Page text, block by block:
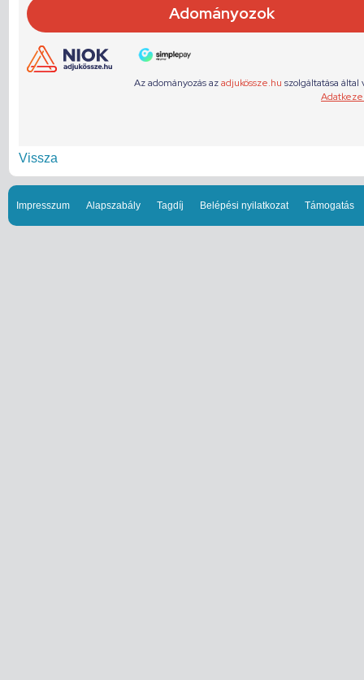
Vissza
Impresszum Alapszabály Tagdíj Belépési nyilatkozat Támogatás